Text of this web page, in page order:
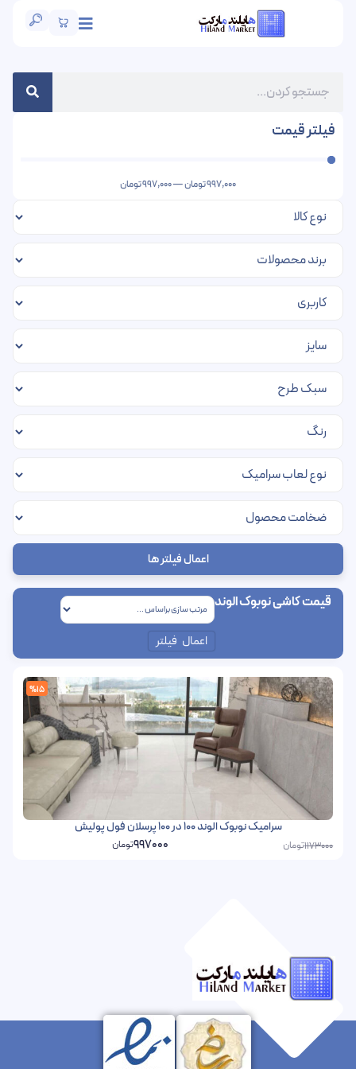
فیلتر قیمت
997,000تومان—
997,000تومان
اعمال فیلتر ها
قیمت کاشی نوبوک الوند
اعمال فیلتر
%15
سرامیک نوبوک الوند 100 در 100 پرسلان فول پولیش
1173000تومان 997000تومان